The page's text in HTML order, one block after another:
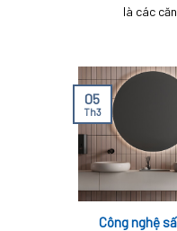
là các
Công nghệ
05
Th3